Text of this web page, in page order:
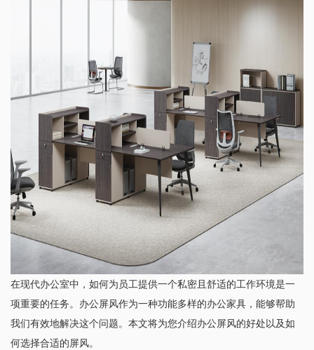
在现代办公室中，如何为员工提供一个私密且舒适的工作环境是一
项重要的任务。办公屏风作为一种功能多样的办公家具，能够帮助
我们有效地解决这个问题。本文将为您介绍办公屏风的好处以及如
何选择合适的屏风。